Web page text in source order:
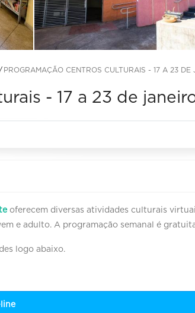
PROGRAMAÇÃO CENTROS CULTURAIS - 17 A 23 DE
- 17 a 23 de
oferecem diversas atividades culturais
e adulto. A programação semanal é
logo abaixo.